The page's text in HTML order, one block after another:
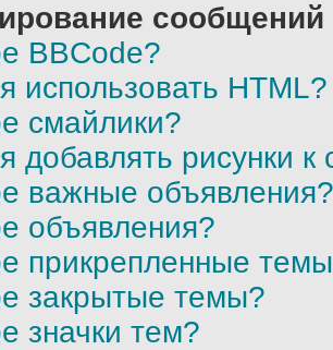
BBCode?
использовать HTML?
смайлики?
добавлять рисунки
важные объявления?
объявления?
прикрепленные
закрытые темы?
значки тем?